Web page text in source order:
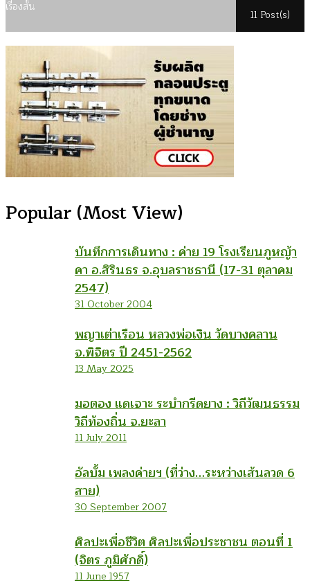
เรื่องสั้น
11 Post(s)
Popular (Most View)
บันทึกการเดินทาง : ค่าย 19 โรงเรียนภูหญ้า
คา อ.สิรินธร จ.อุบลราชธานี (17-31 ตุลาคม
2547)
31 October 2004
พญาเต่าเรือน หลวงพ่อเงิน วัดบางคลาน
จ.พิจิตร ปี 2451-2562
13 May 2025
มอตอง แดเจาะ ระบำกรีดยาง : วิถีวัฒนธรรม
วิถีท้องถิ่น จ.ยะลา
11 July 2011
อัลบั้ม เพลงค่ายฯ (ที่ว่าง…ระหว่างเส้นลวด 6
สาย)
30 September 2007
ศิลปะเพื่อชีวิต ศิลปะเพื่อประชาชน ตอนที่ 1
(จิตร ภูมิศักดิ์)
11 June 1957